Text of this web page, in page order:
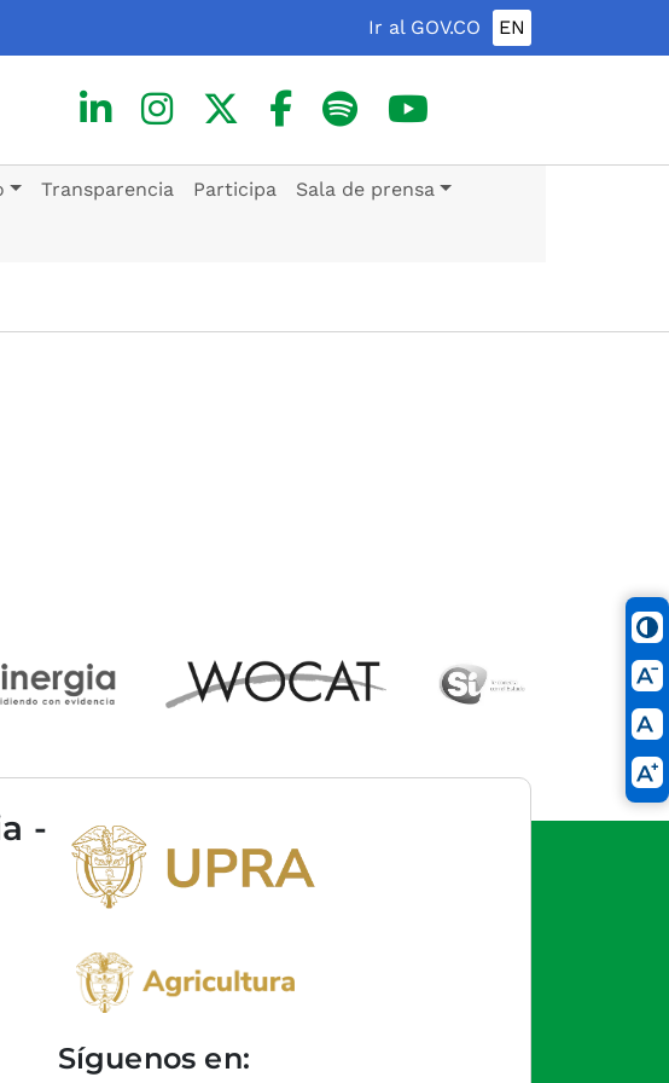
Ir al GOV.CO EN
Transparencia Participa Sala de prensa
-
Síguenos en: